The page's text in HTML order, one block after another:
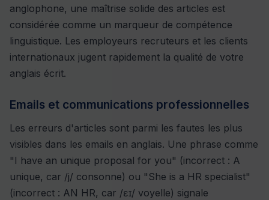
anglophone, une maîtrise solide des articles est
considérée comme un marqueur de compétence
linguistique. Les employeurs recruteurs et les clients
internationaux jugent rapidement la qualité de votre
anglais écrit.
Emails et communications professionnelles
Les erreurs d'articles sont parmi les fautes les plus
visibles dans les emails en anglais. Une phrase comme
"I have an unique proposal for you" (incorrect : A
unique, car /j/ consonne) ou "She is a HR specialist"
(incorrect : AN HR, car /ɛɪ/ voyelle) signale